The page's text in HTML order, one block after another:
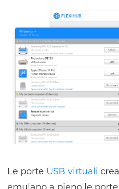
Le porte USB virtuali